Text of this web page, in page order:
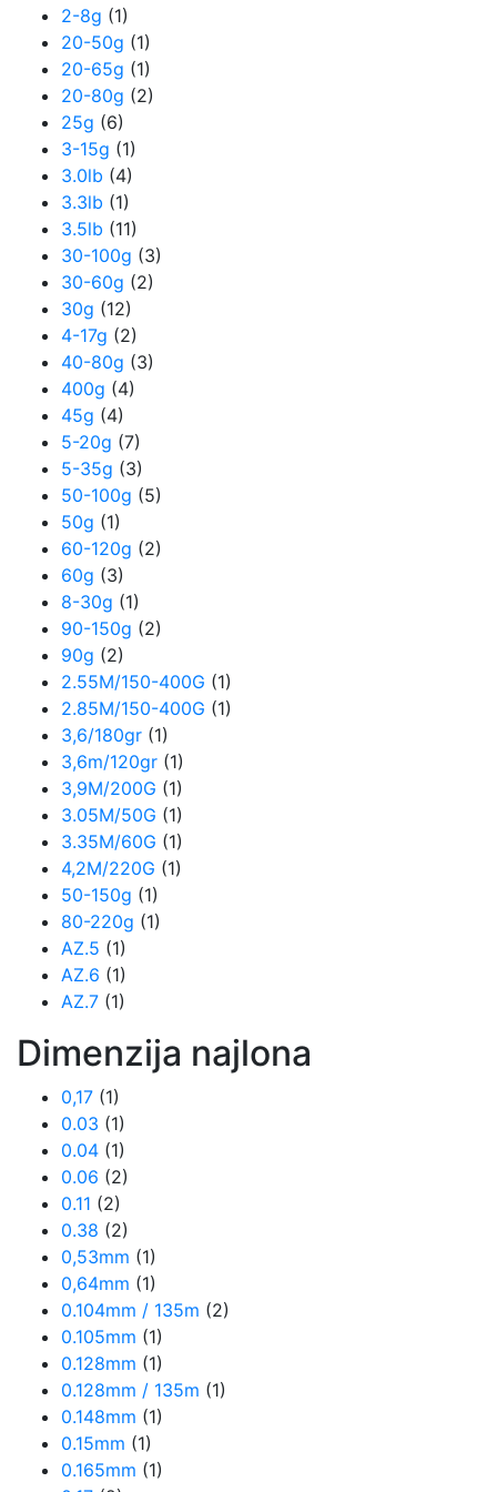
2-8g (1)
20-50g (1)
20-65g (1)
20-80g (2)
25g (6)
3-15g (1)
3.0lb (4)
3.3lb (1)
3.5lb (11)
30-100g (3)
30-60g (2)
30g (12)
4-17g (2)
40-80g (3)
400g (4)
45g (4)
5-20g (7)
5-35g (3)
50-100g (5)
50g (1)
60-120g (2)
60g (3)
8-30g (1)
90-150g (2)
90g (2)
2.55M/150-400G (1)
2.85M/150-400G (1)
3,6/180gr (1)
3,6m/120gr (1)
3,9M/200G (1)
3.05M/50G (1)
3.35M/60G (1)
4,2M/220G (1)
50-150g (1)
80-220g (1)
AZ.5 (1)
AZ.6 (1)
AZ.7 (1)
Dimenzija najlona
0,17 (1)
0.03 (1)
0.04 (1)
0.06 (2)
0.11 (2)
0.38 (2)
0,53mm (1)
0,64mm (1)
0.104mm / 135m (2)
0.105mm (1)
0.128mm (1)
0.128mm / 135m (1)
0.148mm (1)
0.15mm (1)
0.165mm (1)